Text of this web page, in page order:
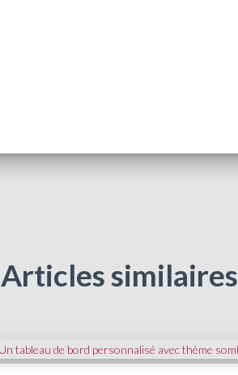
Articles similaires